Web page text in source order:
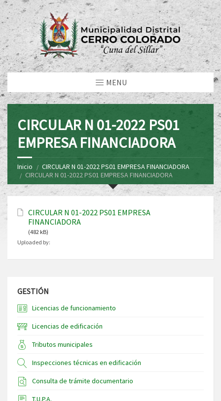
MENU
CIRCULAR N 01-2022 PS01
EMPRESA FINANCIADORA
Inicio
CIRCULAR N 01-2022 PS01 EMPRESA FINANCIADORA
CIRCULAR N 01-2022 PS01 EMPRESA FINANCIADORA
CIRCULAR N 01-2022 PS01 EMPRESA
FINANCIADORA
(482 kB)
Uploaded by:
GESTIÓN
Licencias de funcionamiento
Licencias de edificación
Tributos municipales
Inspecciones técnicas en edificación
Consulta de trámite documentario
T.U.P.A.